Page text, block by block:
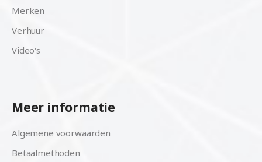
Merken
Verhuur
Video's
Meer informatie
Algemene voorwaarden
Betaalmethoden